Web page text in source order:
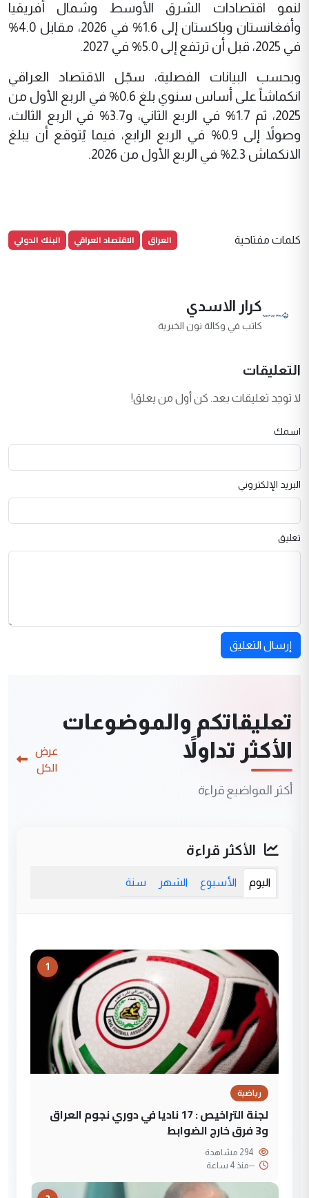
لنمو اقتصادات الشرق الأوسط وشمال أفريقيا
وأفغانستان وباكستان إلى 1.6% في 2026، مقابل 4.0%
في 2025، قبل أن ترتفع إلى 5.0% في 2027.
وبحسب البيانات الفصلية، سجّل الاقتصاد العراقي
انكماشاً على أساس سنوي بلغ 0.6% في الربع الأول من
2025، ثم 1.7% في الربع الثاني، و3.7% في الربع الثالث،
وصولاً إلى 0.9% في الربع الرابع، فيما يُتوقع أن يبلغ
الانكماش 2.3% في الربع الأول من 2026.
كلمات مفتاحية العراق الاقتصاد العراقي البنك الدولي
كرار الاسدي
كاتب في وكالة نون الخبرية
التعليقات
لا توجد تعليقات بعد. كن أول من يعلق!
اسمك
البريد الإلكتروني
تعليق
إرسال التعليق
تعليقاتكم والموضوعات
الأكثر تداولاً
أكثر المواضيع قراءة
عرض
الكل
الأكثر قراءة
اليوم الأسبوع الشهر سنة
1
رياضية
لجنة التراخيص : 17 ناديا في دوري نجوم العراق
و3 فرق خارج الضوابط
--منذ 4 ساعة